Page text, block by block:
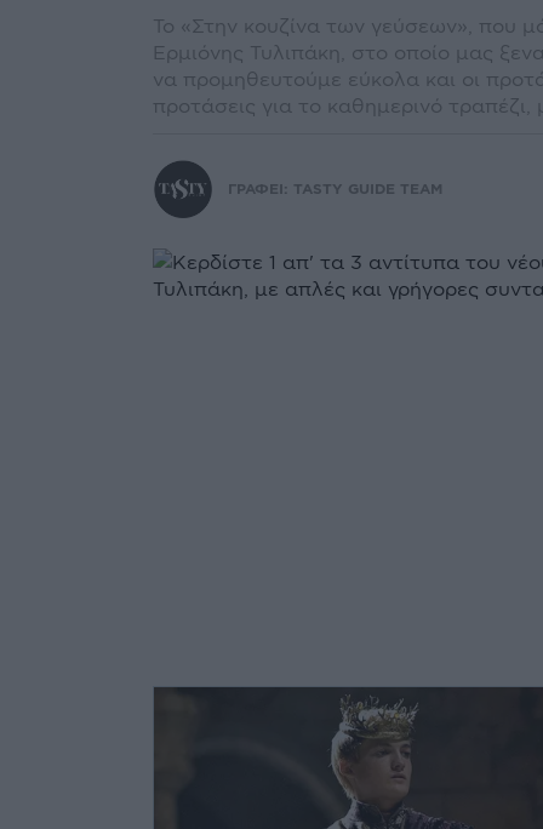
Το «Στην κουζίνα των γεύσεων», που
Ερμιόνης Τυλιπάκη, στο οποίο μας
να προμηθευτούμε εύκολα και οι
προτάσεις για το καθημερινό
ΓΡΑΦΕΙ: TASTY GUIDE TEAM